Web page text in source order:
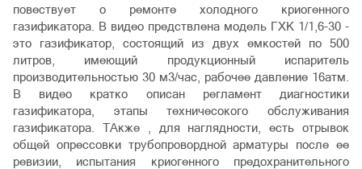
повествует о ремонте холодного криогенного
газификатора. В видео предствлена модель ГХК 1/1,6-30 -
это газификатор, состоящий из двух емкостей по 500
литров, имеющий продукционный испаритель
производительностью 30 м3/час, рабочее давление 16атм.
В видео кратко описан регламент диагностики
газификатора, этапы техничесокого обслуживания
газификатора. ТАкже , для наглядности, есть отрывок
общей опрессовки трубопровордной арматуры после ее
ревизии, испытания криогенного предохранительного